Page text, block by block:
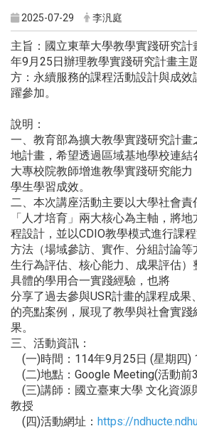
2025-07-29 李汎庭
主旨：國立東華大學教學實踐研究
年9月25日辦理教學實踐研究計畫主
方：永續服務的課程活動設計與成
躍參加。
說明：
一、教育部為擴大教學實踐研究計
地計畫，希望透過區域基地學校連
大專校院教師增進教學實踐研究能力
學生學習成效。
二、本次講座活動主要以大學社會
「人才培育」兩大核心為主軸，將
程設計，並以CDIO教學模式進行課
方法（場域參訪、實作、分組討論
生行為評估、核心能力、成果評估
具體的學用合一實踐經驗，也將
分享了過去參與USR計畫的課程成果
的亮點案例，展現了教學與社會實
果。
三、活動資訊：
(一)時間：114年9月25日 (星期四)
(二)地點：Google Meeting(活動前
(三)講師：國立臺東大學 文化資源
教授
(四)活動網址： https://